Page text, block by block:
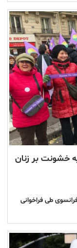
خشونت بر زنان
فرانسوی طی فراخوانی